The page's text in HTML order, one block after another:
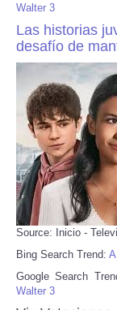
Walter 3
Las historias
desafío de
Source: Inicio -
Bing Search Trend:
Google Search
Walter 3